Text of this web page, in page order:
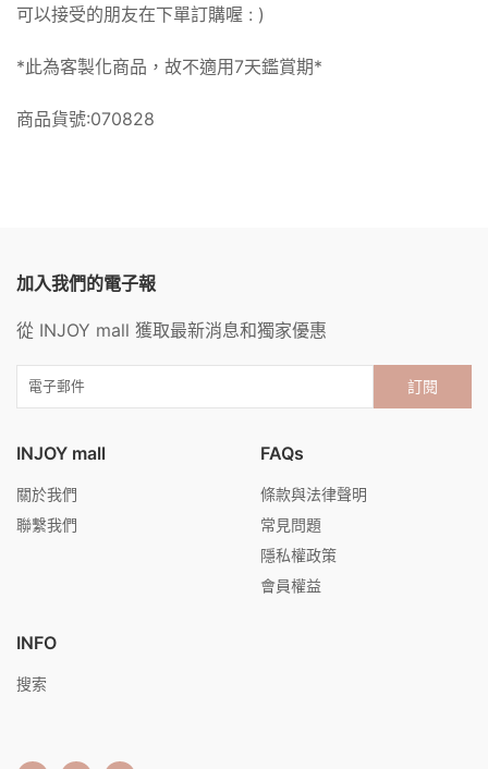
可以接受的朋友在下單訂購喔 : )
*此為客製化商品，故不適用7天鑑賞期*
商品貨號:070828
加入我們的電子報
從 INJOY mall 獲取最新消息和獨家優惠
訂閱
INJOY mall
關於我們
聯繫我們
FAQs
條款與法律聲明
常見問題
隱私權政策
會員權益
INFO
搜索